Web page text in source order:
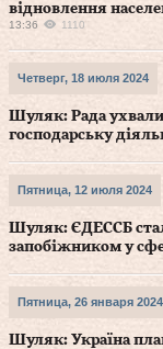
відновлення
13:36 1110
Четверг, 18 июля 2024
Шуляк: Рада
господарську
Пятница, 12 июля 2024
Шуляк: ЄДЕССБ
запобіжником у
Пятница, 26 января 2024
Шуляк: Україна